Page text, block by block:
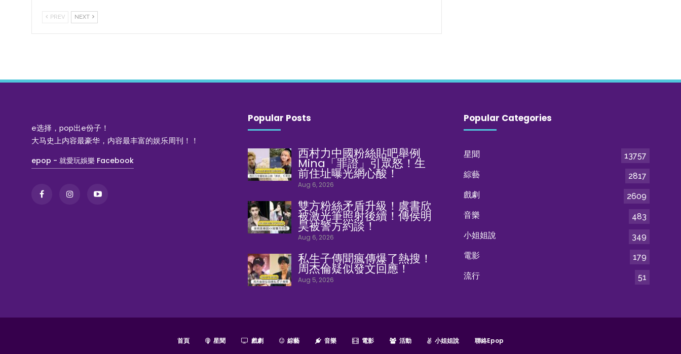
PREV NEXT
e选择，pop出e份子！
大马史上内容最豪华，内容最丰富的娱乐周刊！！
epop - 就愛玩娛樂 Facebook
Popular Posts
西村力中國粉絲貼吧舉例
Mina「罪證」引眾怒！生
前住址曝光網心酸！
Aug 6, 2026
雙方粉絲矛盾升級！虞書欣
被激光筆照射後續！傳侯明
昊被警方約談！
Aug 6, 2026
私生子傳聞瘋傳爆了熱搜！
周杰倫疑似發文回應！
Aug 5, 2026
Popular Categories
星聞
13757
綜藝
2817
戲劇
2609
音樂
483
小姐姐說
349
電影
179
流行
51
首頁 星聞 戲劇 綜藝 音樂 電影 活動 小姐姐說 聯絡epop